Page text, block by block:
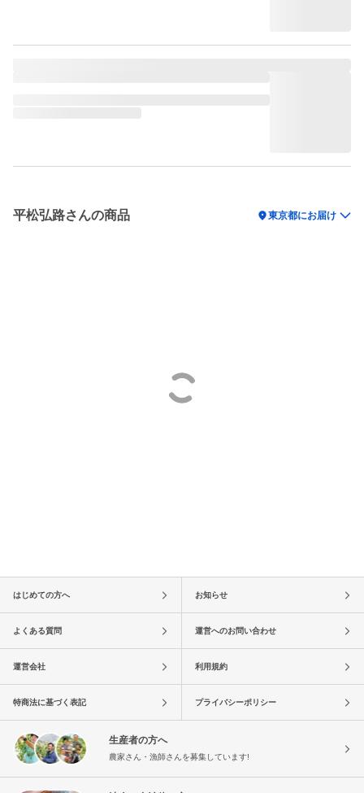
平松弘路さんの商品 location_on東京都にお届け
はじめての方へ お知らせ
よくある質問 運営へのお問い合わせ
運営会社 利用規約
特商法に基づく表記 プライバシーポリシー
生産者の方へ
農家さん・漁師さんを募集しています!